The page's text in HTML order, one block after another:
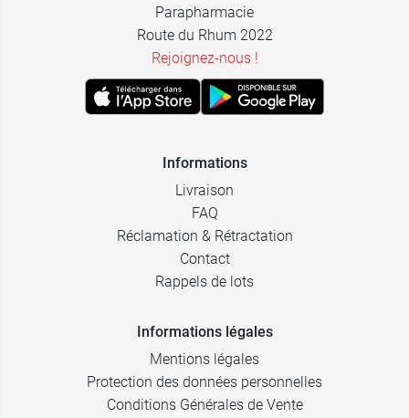
Parapharmacie
Route du Rhum 2022
Rejoignez-nous !
Informations
Livraison
FAQ
Réclamation & Rétractation
Contact
Rappels de lots
Informations légales
Mentions légales
Protection des données personnelles
Conditions Générales de Vente